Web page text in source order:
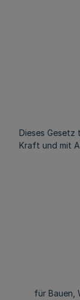
Dieses Gesetz
Kraft und mit
für Bauen,